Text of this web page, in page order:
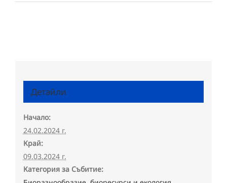
Детайли
Начало:
24.02.2024 г.
Край:
09.03.2024 г.
Категория за Събитие: